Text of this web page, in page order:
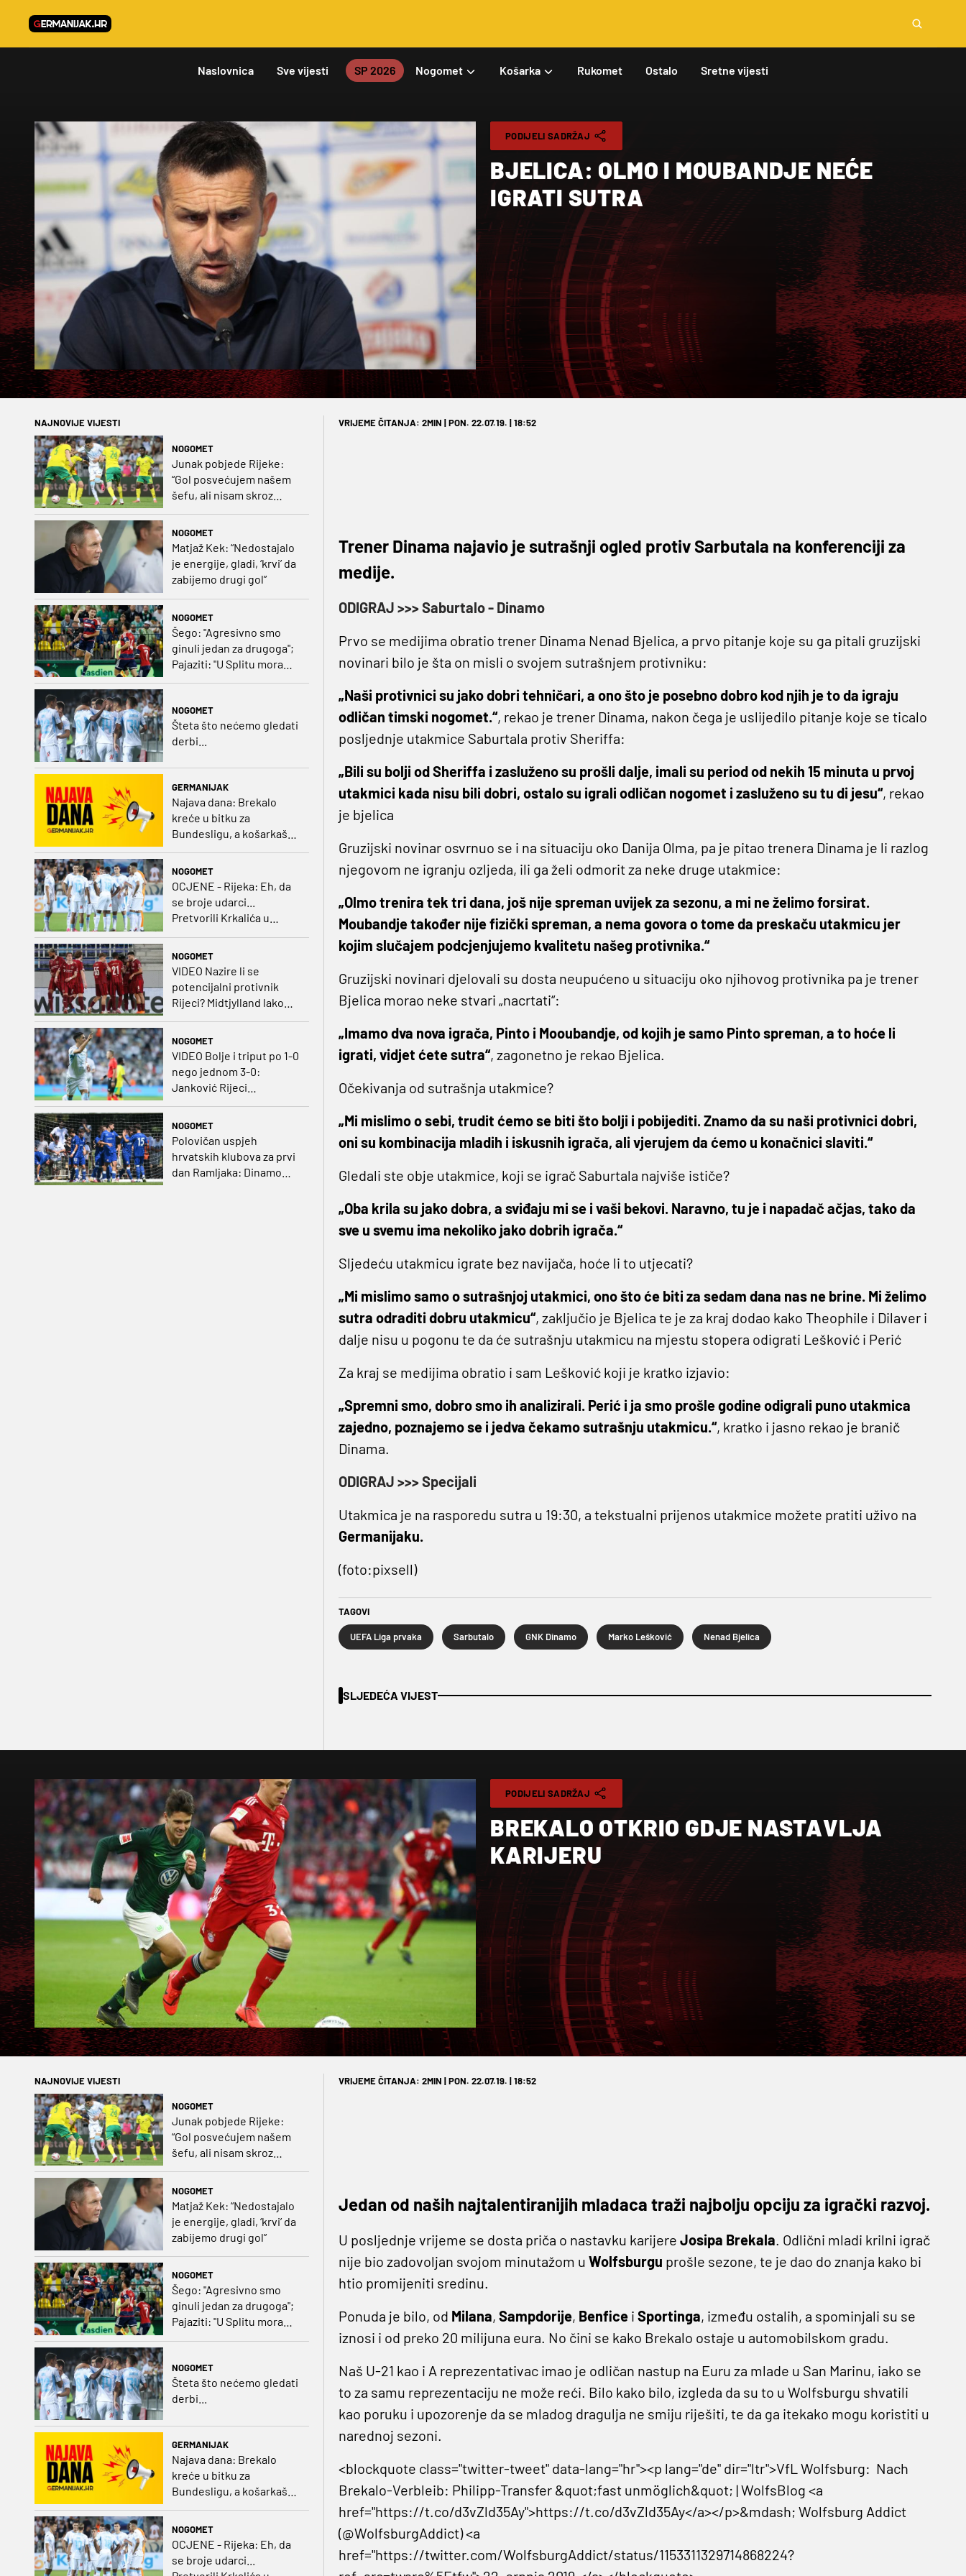
Naslovnica Sve vijesti SP 2026 Nogomet Košarka Rukomet Ostalo Sretne vijesti
PODIJELI SADRŽAJ
BJELICA: OLMO I MOUBANDJE NEĆE
IGRATI SUTRA
NAJNOVIJE VIJESTI
NOGOMET
Junak pobjede Rijeke:
“Gol posvećujem našem
šefu, ali nisam skroz
razlike”
NOGOMET
Matjaž Kek: “Nedostajalo
je energije, gladi, ‘krvi’ da
zabijemo drugi gol”
NOGOMET
Šego: "Agresivno smo
ginuli jedan za drugoga";
Pajaziti: "U Splitu moramo
dovršiti posao"
NOGOMET
Šteta što nećemo gledati
derbi...
GERMANIJAK
Najava dana: Brekalo
kreće u bitku za
Bundesligu, a košarkaški
NOGOMET
OCJENE - Rijeka: Eh, da
se broje udarci...
Pretvorili Krkalića u
NOGOMET
VIDEO Nazire li se
potencijalni protivnik
Rijeci? Midtjylland lako
protiv Iraca za slavlje u
NOGOMET
VIDEO Bolje i triput po 1-0
nego jednom 3-0:
Janković Rijeci
protivnika
NOGOMET
Polovičan uspjeh
hrvatskih klubova za prvi
dan Ramljaka: Dinamo
VRIJEME ČITANJA: 2MIN | PON. 22.07.19. | 18:52
Trener Dinama najavio je sutrašnji ogled protiv Sarbutala na konferenciji za
medije.
ODIGRAJ >>> Saburtalo - Dinamo
Prvo se medijima obratio trener Dinama Nenad Bjelica, a prvo pitanje koje su ga pitali gruzijski
novinari bilo je šta on misli o svojem sutrašnjem protivniku:
„Naši protivnici su jako dobri tehničari, a ono što je posebno dobro kod njih je to da igraju
odličan timski nogomet.“, rekao je trener Dinama, nakon čega je uslijedilo pitanje koje se ticalo
posljednje utakmice Saburtala protiv Sheriffa:
„Bili su bolji od Sheriffa i zasluženo su prošli dalje, imali su period od nekih 15 minuta u prvoj
utakmici kada nisu bili dobri, ostalo su igrali odličan nogomet i zasluženo su tu di jesu“, rekao
je bjelica
Gruzijski novinar osvrnuo se i na situaciju oko Danija Olma, pa je pitao trenera Dinama je li razlog
njegovom ne igranju ozljeda, ili ga želi odmorit za neke druge utakmice:
„Olmo trenira tek tri dana, još nije spreman uvijek za sezonu, a mi ne želimo forsirat.
Moubandje također nije fizički spreman, a nema govora o tome da preskaču utakmicu jer
kojim slučajem podcjenjujemo kvalitetu našeg protivnika.“
Gruzijski novinari djelovali su dosta neupućeno u situaciju oko njihovog protivnika pa je trener
Bjelica morao neke stvari „nacrtati“:
„Imamo dva nova igrača, Pinto i Mooubandje, od kojih je samo Pinto spreman, a to hoće li
igrati, vidjet ćete sutra“, zagonetno je rekao Bjelica.
Očekivanja od sutrašnja utakmice?
„Mi mislimo o sebi, trudit ćemo se biti što bolji i pobijediti. Znamo da su naši protivnici dobri,
oni su kombinacija mladih i iskusnih igrača, ali vjerujem da ćemo u konačnici slaviti.“
Gledali ste obje utakmice, koji se igrač Saburtala najviše ističe?
„Oba krila su jako dobra, a sviđaju mi se i vaši bekovi. Naravno, tu je i napadač ačjas, tako da
sve u svemu ima nekoliko jako dobrih igrača.“
Sljedeću utakmicu igrate bez navijača, hoće li to utjecati?
„Mi mislimo samo o sutrašnjoj utakmici, ono što će biti za sedam dana nas ne brine. Mi želimo
sutra odraditi dobru utakmicu“, zaključio je Bjelica te je za kraj dodao kako Theophile i Dilaver i
dalje nisu u pogonu te da će sutrašnju utakmicu na mjestu stopera odigrati Lešković i Perić
Za kraj se medijima obratio i sam Lešković koji je kratko izjavio:
„Spremni smo, dobro smo ih analizirali. Perić i ja smo prošle godine odigrali puno utakmica
zajedno, poznajemo se i jedva čekamo sutrašnju utakmicu.“, kratko i jasno rekao je branič
Dinama.
ODIGRAJ >>> Specijali
Utakmica je na rasporedu sutra u 19:30, a tekstualni prijenos utakmice možete pratiti uživo na
Germanijaku.
(foto:pixsell)
TAGOVI
UEFA Liga prvaka Sarbutalo GNK Dinamo Marko Lešković Nenad Bjelica
SLJEDEĆA VIJEST
PODIJELI SADRŽAJ
BREKALO OTKRIO GDJE NASTAVLJA
KARIJERU
NAJNOVIJE VIJESTI
NOGOMET
Junak pobjede Rijeke:
“Gol posvećujem našem
šefu, ali nisam skroz
zadovoljan, trebali smo
razlike”
NOGOMET
Matjaž Kek: “Nedostajalo
je energije, gladi, ‘krvi’ da
zabijemo drugi gol”
NOGOMET
Šego: "Agresivno smo
ginuli jedan za drugoga";
Pajaziti: "U Splitu moramo
NOGOMET
Šteta što nećemo gledati
derbi...
GERMANIJAK
Najava dana: Brekalo
kreće u bitku za
Bundesligu, a košarkaški
kadeti po A diviziju
NOGOMET
OCJENE - Rijeka: Eh, da
se broje udarci...
VRIJEME ČITANJA: 2MIN | PON. 22.07.19. | 18:52
Jedan od naših najtalentiranijih mladaca traži najbolju opciju za igrački razvoj.
U posljednje vrijeme se dosta priča o nastavku karijere Josipa Brekala . Odlični mladi krilni igrač
nije bio zadovoljan svojom minutažom u Wolfsburgu prošle sezone, te je dao do znanja kako bi
htio promijeniti sredinu.
Ponuda je bilo, od Milana, Sampdorije, Benficei Sportinga, između ostalih, a spominjali su se
iznosi i od preko 20 milijuna eura. No čini se kako Brekalo ostaje u automobilskom gradu.
Naš U-21 kao i A reprezentativac imao je odličan nastup na Euru za mlade u San Marinu, iako se
to za samu reprezentaciju ne može reći. Bilo kako bilo, izgleda da su to u Wolfsburgu shvatili
kao poruku i upozorenje da se mladog dragulja ne smiju riješiti, te da ga itekako mogu koristiti u
narednoj sezoni.
<blockquote class="twitter-tweet" data-lang="hr"><p lang="de" dir="ltr">VfL Wolfsburg: Nach
Brekalo-Verbleib: Philipp-Transfer &quot;fast unmöglich&quot; | WolfsBlog <a
href="https://t.co/d3vZld35Ay">https://t.co/d3vZld35Ay</a></p>&mdash; Wolfsburg Addict
(@WolfsburgAddict) <a
href="https://twitter.com/WolfsburgAddict/status/1153311329714868224?